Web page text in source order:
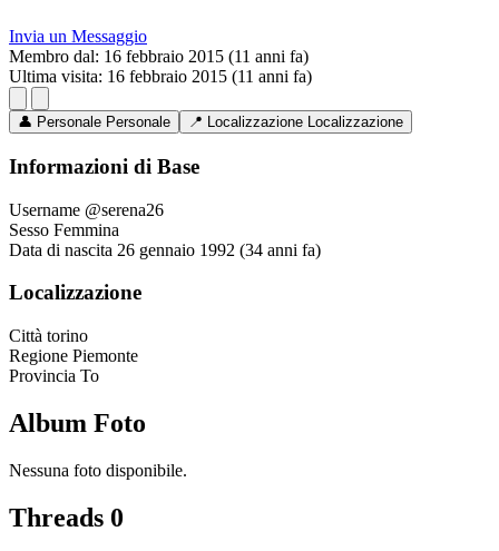
Invia un Messaggio
Membro dal: 16 febbraio 2015 (11 anni fa)
Ultima visita: 16 febbraio 2015 (11 anni fa)
👤 Personale Personale 📍 Localizzazione Localizzazione
Informazioni di Base
Username @serena26
Sesso Femmina
Data di nascita 26 gennaio 1992 (34 anni fa)
Localizzazione
Città torino
Regione Piemonte
Provincia To
Album Foto
Nessuna foto disponibile.
Threads 0